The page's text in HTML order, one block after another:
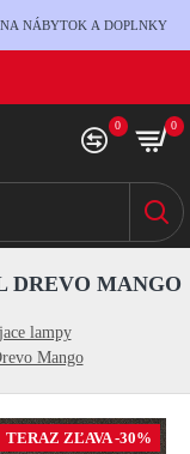
NÁBYTOK A DOPLNKY
0 0
lampy
Mango
DREVO MANGO
TERAZ ZĽAVA -30%